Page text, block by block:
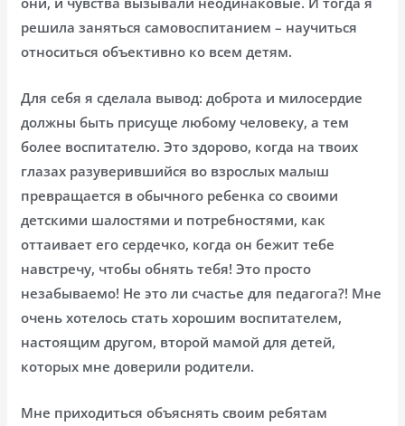
решила заняться самовоспитанием – научиться
относиться объективно ко всем детям.
Для себя я сделала вывод: доброта и милосердие
должны быть присуще любому человеку, а тем
более воспитателю. Это здорово, когда на твоих
глазах разуверившийся во взрослых малыш
превращается в обычного ребенка со своими
детскими шалостями и потребностями, как
оттаивает его сердечко, когда он бежит тебе
навстречу, чтобы обнять тебя! Это просто
незабываемо! Не это ли счастье для педагога?! Мне
очень хотелось стать хорошим воспитателем,
настоящим другом, второй мамой для детей,
которых мне доверили родители.
Мне приходиться объяснять своим ребятам